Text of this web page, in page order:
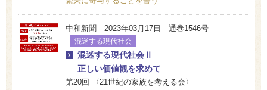
中和新聞 2023年03月17日 通巻1546号
混迷する現代社会
混迷する現代社会Ⅱ
正しい価値観を求めて
第20回 〈21世紀の家族を考える会〉